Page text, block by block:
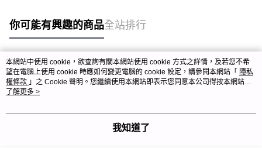
你可能有興趣的商品全站排行
熱門標籤
本網站中使用 cookie，欲查詢有關本網站使用 cookie 方式之詳情，及若您不希
望在電腦上使用 cookie 時應如何變更電腦的 cookie 設定，請參閱本網站「 隱私
權條款 」之 Cookie 聲明。您繼續使用本網站即表示您同意本公司得按本網站使
用條款之 Cookie 聲明使用 cookie。
了解更多 >
我知道了